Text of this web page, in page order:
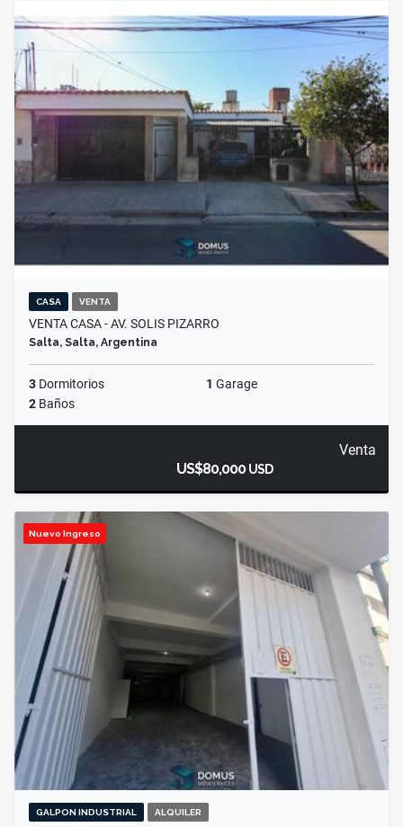
CASA VENTA
VENTA CASA - AV. SOLIS PIZARRO
Salta, Salta, Argentina
3 Dormitorios 1 Garage
2 Baños
Venta
US$80,000USD
Nuevo Ingreso
GALPON INDUSTRIAL ALQUILER